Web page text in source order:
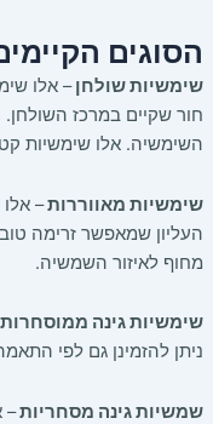
הסוגים
שימשיות שולחן– אלו
חור שקיים במרכז
השימשיה. אלו שימשיות
שימשיות מאווררות–
העליון שמאפשר זרימה
מחוף לאיזור השמשיה.
שימשיות גינה
ניתן להזמינן גם לפי
שמשיות גינה מסחריות–